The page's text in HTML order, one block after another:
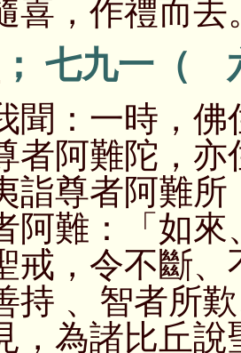
喜，作禮而
； 七九一（
：一時，佛
者阿難陀，
詣尊者阿難
阿難：「如
戒，令不斷
持 、智者所
，為諸比丘